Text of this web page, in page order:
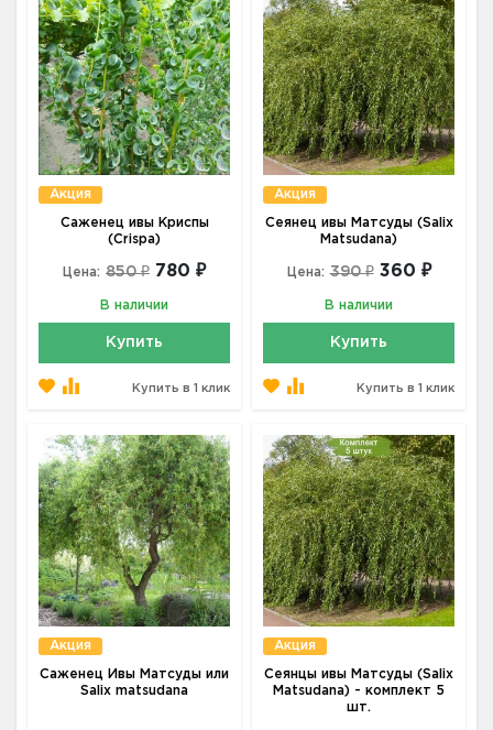
Акция
Саженец ивы Криспы
(Crispa)
Цена: 850 ₽ 780 ₽
В наличии
Купить
Купить в 1 клик
Акция
Сеянец ивы Матсуды (Salix
Matsudana)
Цена: 390 ₽ 360 ₽
В наличии
Купить
Купить в 1 клик
Акция
Саженец Ивы Матсуды или
Salix matsudana
Акция
Сеянцы ивы Матсуды (Salix
Matsudana) - комплект 5
шт.